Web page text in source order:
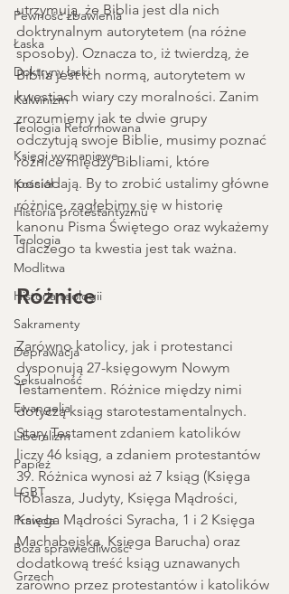
Pewność zbawienia
Łaska
Doktryny łaski
Kalwinizm
Teologia Reformowana
Księgi wyznaniowe
Kościół
Historia protestantyzmu
Teologia
Modlitwa
Historia teologii
Sakramenty
Deprawacja
Seksualność
Ewangelia
Liberalizm
Papież
LGBT
Prawda
Boża sprawiedliwość
Grzech
utrzymują, że Biblia jest dla nich
doktrynalnym autorytetem (na różne
sposoby). Oznacza to, iż twierdzą, że
Biblia jest ich normą, autorytetem w
kwestiach wiary czy moralności. Zanim
zrozumiemy jak te dwie grupy
odczytują swoje Biblie, musimy poznać
różnice między Bibliami, które
posiadają. By to zrobić ustalimy główne
różnice, zagłębimy się w historię
kanonu Pisma Świętego oraz wykażemy
dlaczego ta kwestia jest tak ważna.
Różnice
Zarówno katolicy, jak i protestanci
dysponują 27-księgowym Nowym
Testamentem. Różnice między nimi
dotyczą ksiąg starotestamentalnych.
Stary Testament zdaniem katolików
liczy 46 ksiąg, a zdaniem protestantów
39. Różnica wynosi aż 7 ksiąg (Księga
Tobiasza, Judyty, Księga Mądrości,
Księga Mądrości Syracha, 1 i 2 Księga
Machabejska, Księga Barucha) oraz
dodatkową treść ksiąg uznawanych
zarówno przez protestantów i katolików